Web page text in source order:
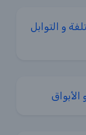
و التوابل